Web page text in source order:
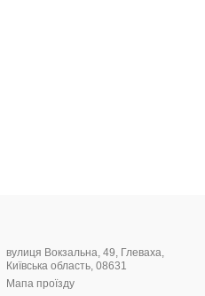
вулиця Вокзальна, 49, Глеваха,
Київська область, 08631
Мапа проїзду